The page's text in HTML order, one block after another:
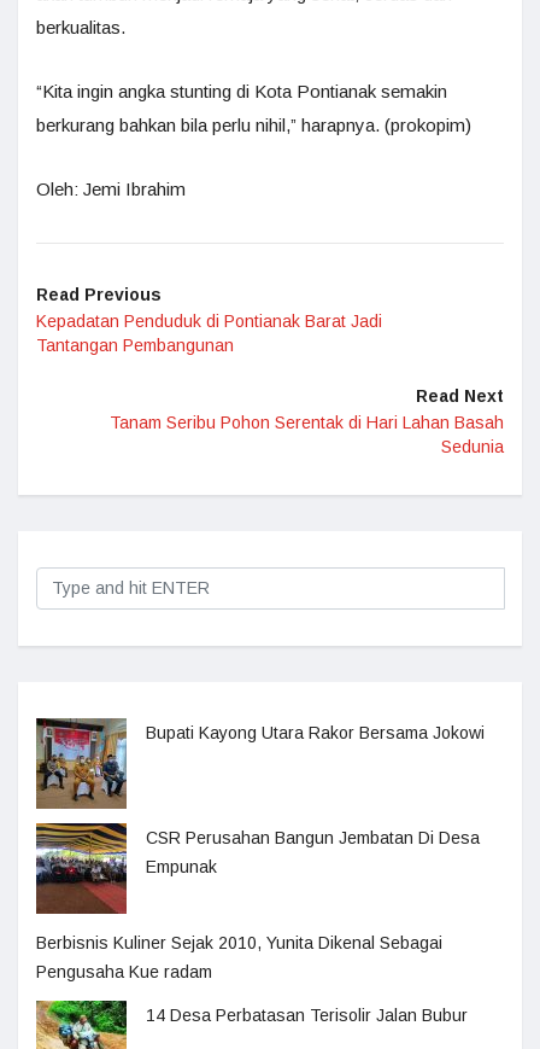
berkualitas.
“Kita ingin angka stunting di Kota Pontianak semakin
berkurang bahkan bila perlu nihil,” harapnya. (prokopim)
Oleh: Jemi Ibrahim
Read Previous
Kepadatan Penduduk di Pontianak Barat Jadi
Tantangan Pembangunan
Read Next
Tanam Seribu Pohon Serentak di Hari Lahan Basah
Sedunia
Bupati Kayong Utara Rakor Bersama Jokowi
CSR Perusahan Bangun Jembatan Di Desa
Empunak
Berbisnis Kuliner Sejak 2010, Yunita Dikenal Sebagai
Pengusaha Kue radam
14 Desa Perbatasan Terisolir Jalan Bubur